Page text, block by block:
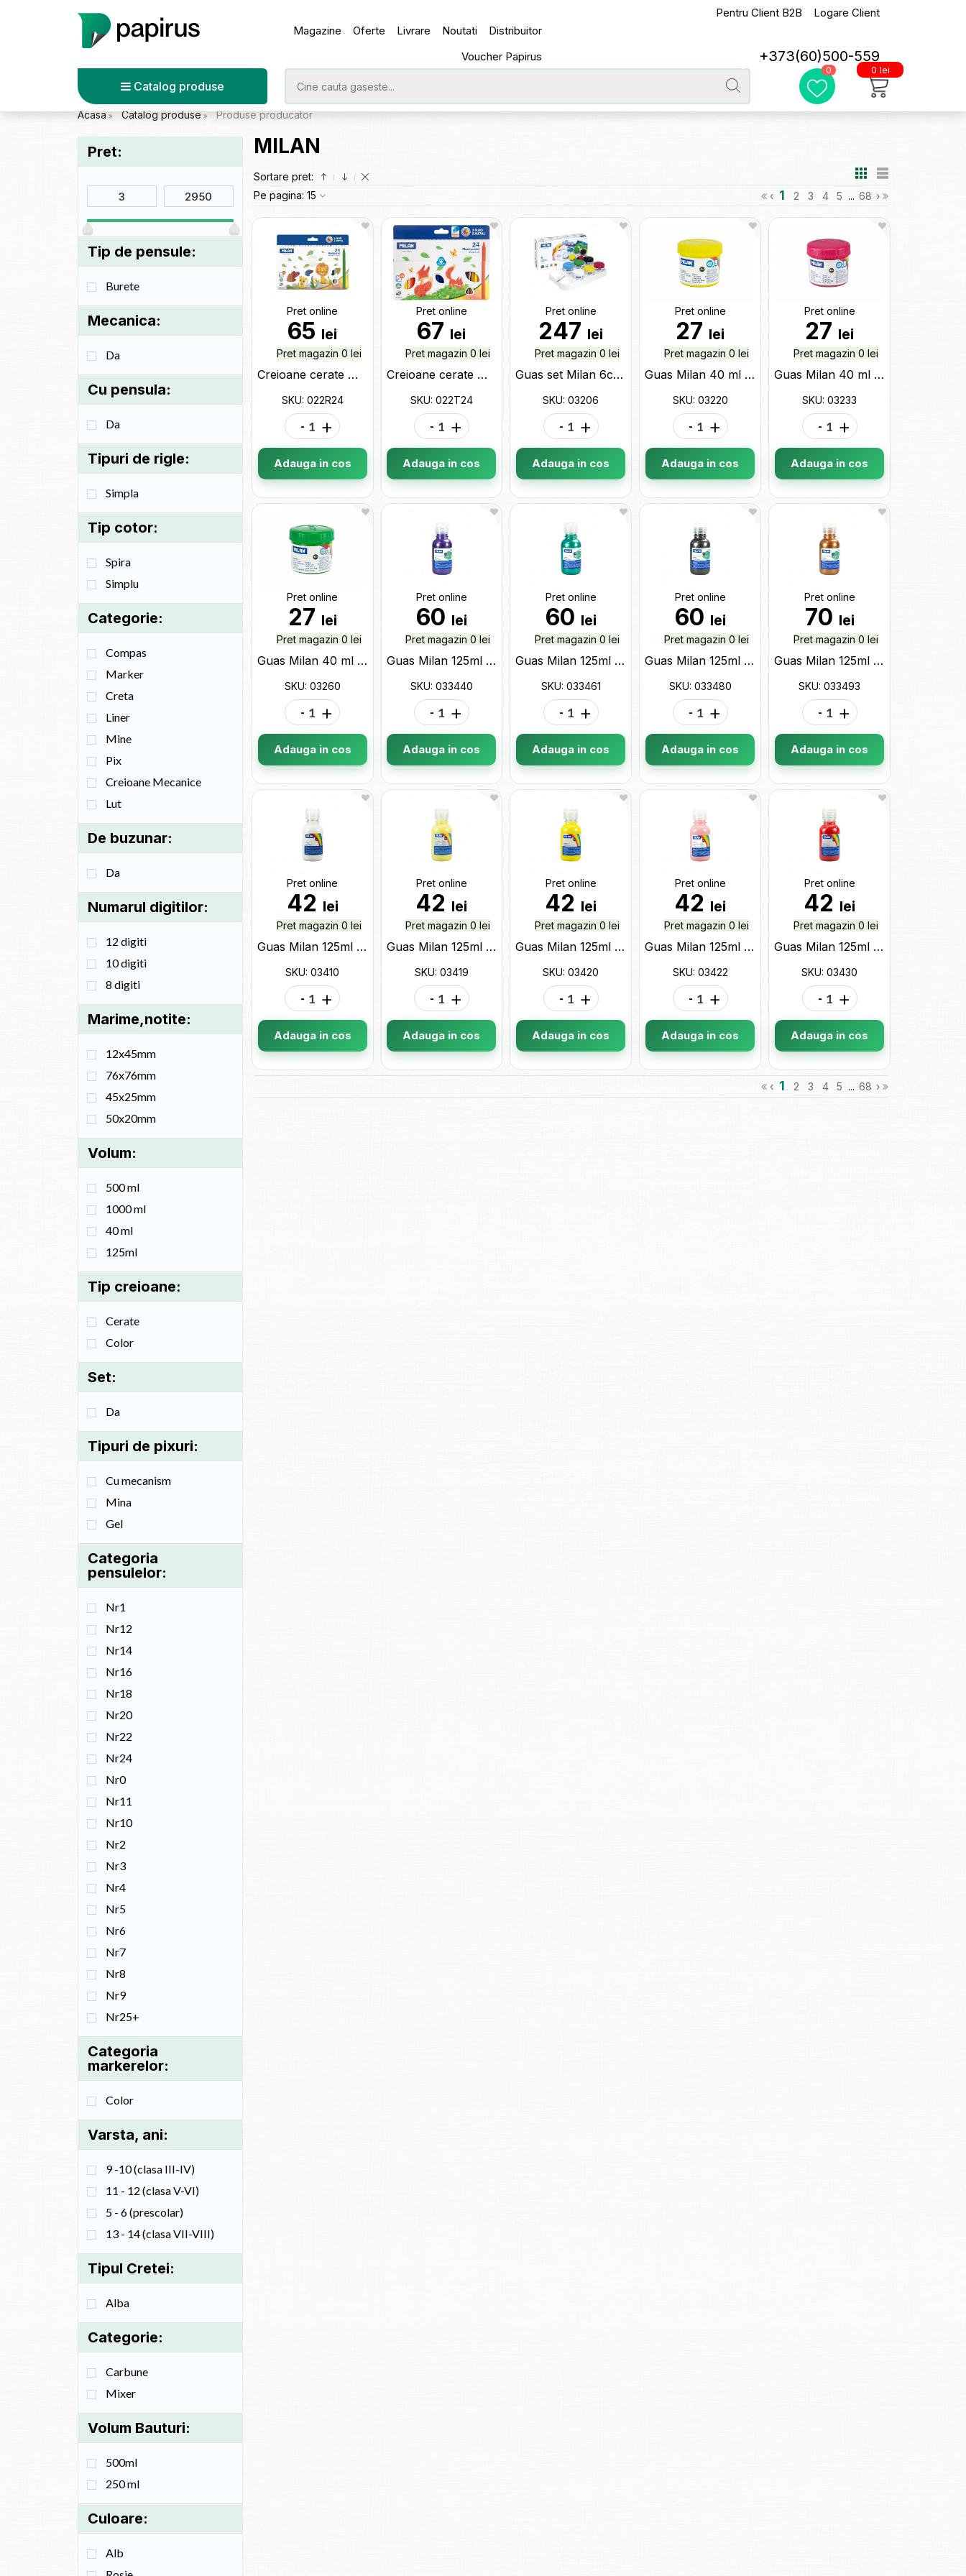
Magazine Oferte Livrare Noutati
Distribuitor
Voucher Papirus
Pentru Client B2B Logare Client
+373(60)500-559
Catalog produse
0 0 lei
Acasa Catalog produse Produse producator
Pret:
Tip de pensule:
Burete
Mecanica:
Da
Cu pensula:
Da
Tipuri de rigle:
Simpla
Tip cotor:
Spira
Simplu
Categorie:
Compas
Marker
Creta
Liner
Mine
Pix
Creioane Mecanice
Lut
De buzunar:
Da
Numarul digitilor:
12 digiti
10 digiti
8 digiti
Marime,notite:
12x45mm
76x76mm
45x25mm
50x20mm
Volum:
500 ml
1000 ml
40 ml
125ml
Tip creioane:
Cerate
Color
Set:
Da
Tipuri de pixuri:
Cu mecanism
Mina
Gel
Categoria
pensulelor:
Nr1
Nr12
Nr14
Nr16
Nr18
Nr20
Nr22
Nr24
Nr0
Nr11
Nr10
Nr2
Nr3
Nr4
Nr5
Nr6
Nr7
Nr8
Nr9
Nr25+
Categoria
markerelor:
Color
Varsta, ani:
9 -10 (clasa III-IV)
11 - 12 (clasa V-VI)
5 - 6 (prescolar)
13 - 14 (clasa VII-VIII)
Tipul Cretei:
Alba
Categorie:
Carbune
Mixer
Volum Bauturi:
500ml
250 ml
Culoare:
Alb
MILAN
Sortare pret:
Pe pagina: 15 ‹ 1 2 3 4 5 ... 68 ›
Pret online
65 lei
Pret magazin 0 lei
Creioane cerate Milan 24cul Plastipastel(rotund) 022R24
SKU: 022R24
- +
Adauga in cos
Pret online
67 lei
Pret magazin 0 lei
Creioane cerate Milan 24cul Plastipastel 022T24
SKU: 022T24
- +
Adauga in cos
Pret online
247 lei
Pret magazin 0 lei
Guas set Milan 6culori 40ml (cu pensula si suport) 03206
SKU: 03206
- +
Adauga in cos
Pret online
27 lei
Pret magazin 0 lei
Guas Milan 40 ml galben (0322006) 03220
SKU: 03220
- +
Adauga in cos
Pret online
27 lei
Pret magazin 0 lei
Guas Milan 40 ml roz (0323306) 03233
SKU: 03233
- +
Adauga in cos
Pret online
27 lei
Pret magazin 0 lei
Guas Milan 40 ml verde (0326006) 03260
SKU: 03260
- +
Adauga in cos
Pret online
60 lei
Pret magazin 0 lei
Guas Milan 125ml violet metalic 033440
SKU: 033440
- +
Adauga in cos
Pret online
60 lei
Pret magazin 0 lei
Guas Milan 125ml verde metalic 033461
SKU: 033461
- +
Adauga in cos
Pret online
60 lei
Pret magazin 0 lei
Guas Milan 125ml gri metalic 033480
SKU: 033480
- +
Adauga in cos
Pret online
70 lei
Pret magazin 0 lei
Guas Milan 125ml cupru metalic 033493
SKU: 033493
- +
Adauga in cos
Pret online
42 lei
Pret magazin 0 lei
Guas Milan 125ml Alb 03410
SKU: 03410
- +
Adauga in cos
Pret online
42 lei
Pret magazin 0 lei
Guas Milan 125ml galben 03419
SKU: 03419
- +
Adauga in cos
Pret online
42 lei
Pret magazin 0 lei
Guas Milan 125ml galben 03420
SKU: 03420
- +
Adauga in cos
Pret online
42 lei
Pret magazin 0 lei
Guas Milan 125ml roz pal 03422
SKU: 03422
- +
Adauga in cos
Pret online
42 lei
Pret magazin 0 lei
Guas Milan 125ml rosu 03430
SKU: 03430
- +
Adauga in cos
‹ 1 2 3 4 5 ... 68 ›